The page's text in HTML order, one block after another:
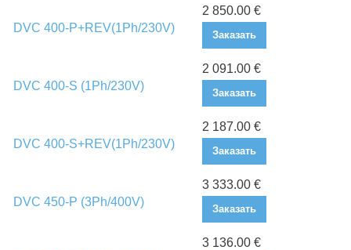
DVC 400-P+REV(1Ph/230V)
2 850.00 €
Заказать
DVC 400-S (1Ph/230V)
2 091.00 €
Заказать
DVC 400-S+REV(1Ph/230V)
2 187.00 €
Заказать
DVC 450-P (3Ph/400V)
3 333.00 €
Заказать
3 136.00 €